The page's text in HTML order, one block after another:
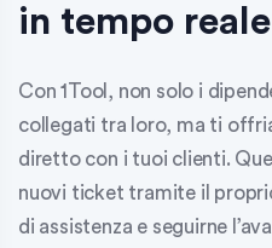
in tempo
Con 1Tool, non solo i
collegati tra loro, ma ti
diretto con i tuoi clienti.
nuovi ticket tramite il
di assistenza e seguirne